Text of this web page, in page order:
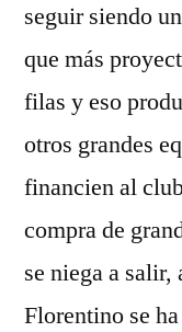
seguir siendo
que más
filas y eso
otros grandes
financien al
compra de
se niega a salir,
Florentino se